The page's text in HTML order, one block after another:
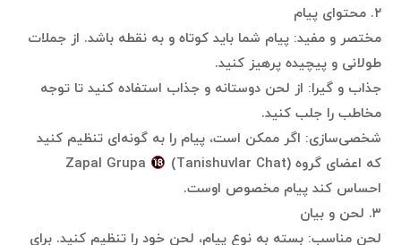
۲. محتوای پیام
مختصر و مفید: پیام شما باید کوتاه و به نقطه باشد. از جملات
طولانی و پیچیده پرهیز کنید.
جذاب و گیرا: از لحن دوستانه و جذاب استفاده کنید تا توجه
مخاطب را جلب کنید.
شخصی‌سازی: اگر ممکن است، پیام را به گونه‌ای تنظیم کنید
که اعضای گروه Zapal Grupa(Tanishuvlar Chat)
احساس کند پیام مخصوص اوست.
۳. لحن و بیان
لحن مناسب: بسته به نوع پیام، لحن خود را تنظیم کنید. برای